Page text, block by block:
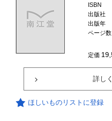
ISBN
出版社
出版年
ページ数
定価
詳し
ほしいものリストに登録